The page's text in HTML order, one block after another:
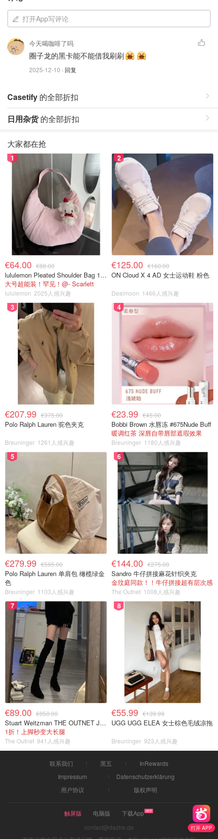
打开App写评论
今天喝咖啡了吗
圈子龙的黑卡能不能借我刷刷
2025-12-10 · 回复
Casetify 的全部折扣
日用杂货的全部折扣
打开 APP
大家都在抢
1
€64.00 €88.00
lululemon Pleated Shoulder Bag 10L 单肩包
大号超能装！罕见！@- Scarlett
lululemon 2025人感兴趣
2
€125.00 €160.00
ON Cloud X 4 AD 女士运动鞋 粉色
Dealmoon 1466人感兴趣
3
€207.99 €375.00
Polo Ralph Lauren 驼色夹克
Breuninger 1261人感兴趣
4
€23.99 €45.00
Bobbi Brown 水唇冻 #675Nude Buff
暖调红茶 深唇自带唇部遮瑕效果
Breuninger 1180人感兴趣
5
€279.99 €595.00
Polo Ralph Lauren 单肩包 橄榄绿金
色
Breuninger 1103人感兴趣
6
€144.00 €275.00
Sandro 牛仔拼接麻花针织夹克
金玟庭同款！！牛仔拼接超有层次感
The Outnet 1008人感兴趣
7
€89.00 €850.00
Stuart Weitzman THE OUTNET Jocey 弹力绒面过膝靴
1折！上脚秒变大长腿
The Outnet 941人感兴趣
8
€55.99 €139.99
UGG UGG ELEA 女士棕色毛绒凉拖
Breuninger 923人感兴趣
联系我们 黑五
InRewards
Impressum
Datenschutzerklärung
用户协议
版权声明
触屏版 电脑版
下载App
contact@dazhe.de